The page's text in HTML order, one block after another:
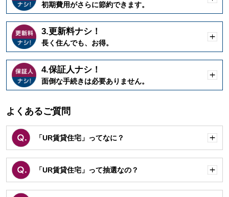
初期費用がさらに節約できます。
く
3.更新料ナシ！
長く住んでも、お得。
く
4.保証人ナシ！
面倒な手続きは必要ありません。
く
よくあるご質問
「UR賃貸住宅」ってなに？
く
「UR賃貸住宅」って抽選なの？
く